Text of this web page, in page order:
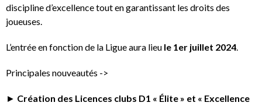
discipline d’excellence tout en garantissant les droits des
joueuses.
L’entrée en fonction de la Ligue aura lieu le 1er juillet 2024.
Principales nouveautés ->
► Création des Licences clubs D1 « Élite » et « Excellence